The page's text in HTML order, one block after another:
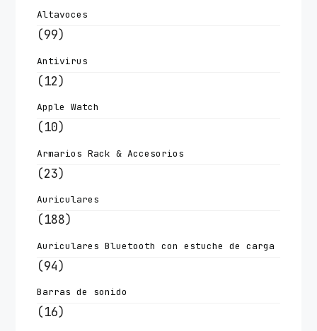
Altavoces
(99)
Antivirus
(12)
Apple Watch
(10)
Armarios Rack & Accesorios
(23)
Auriculares
(188)
Auriculares Bluetooth con estuche de carga
(94)
Barras de sonido
(16)